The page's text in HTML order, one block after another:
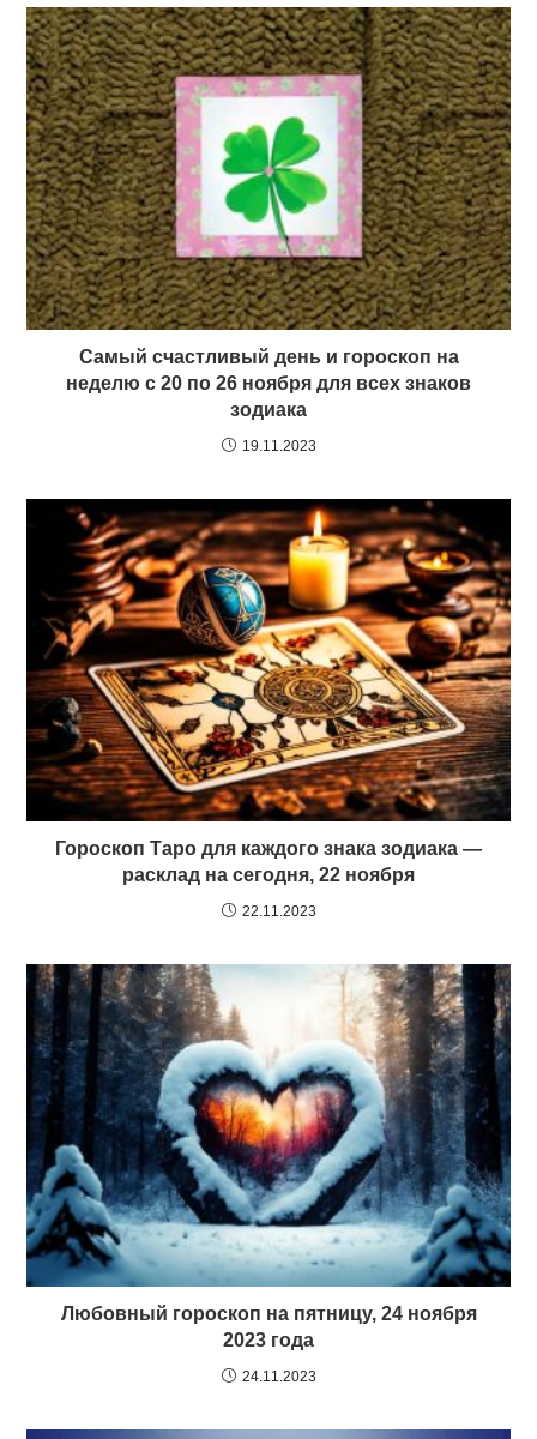
Самый счастливый день и гороскоп на
неделю с 20 по 26 ноября для всех знаков
зодиака
19.11.2023
Гороскоп Таро для каждого знака зодиака —
расклад на сегодня, 22 ноября
22.11.2023
Любовный гороскоп на пятницу, 24 ноября
2023 года
24.11.2023